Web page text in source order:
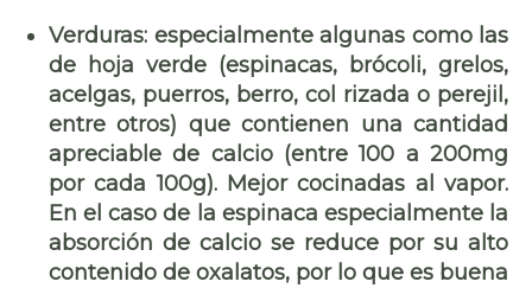
Verduras: especialmente algunas como las
de hoja verde (espinacas, brócoli, grelos,
acelgas, puerros, berro, col rizada o perejil,
entre otros) que contienen una cantidad
apreciable de calcio (entre 100 a 200mg
por cada 100g). Mejor cocinadas al vapor.
En el caso de la espinaca especialmente la
absorción de calcio se reduce por su alto
contenido de oxalatos, por lo que es buena